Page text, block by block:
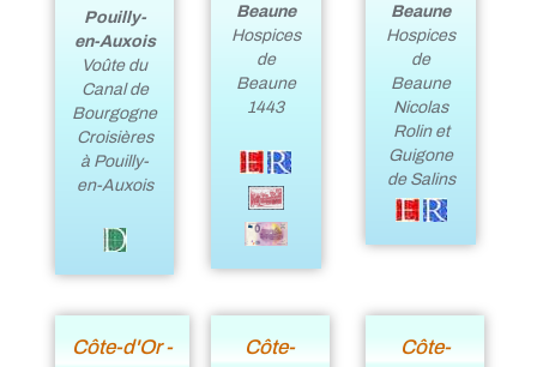
Pouilly-
en-Auxois
Voûte du
Canal de
Bourgogne
Croisières
à Pouilly-
en-Auxois
Beaune
Hospices
de
Beaune
1443
Beaune
Hospices
de
Beaune
Nicolas
Rolin et
Guigone
de Salins
Côte-d'Or -
Côte-
Côte-